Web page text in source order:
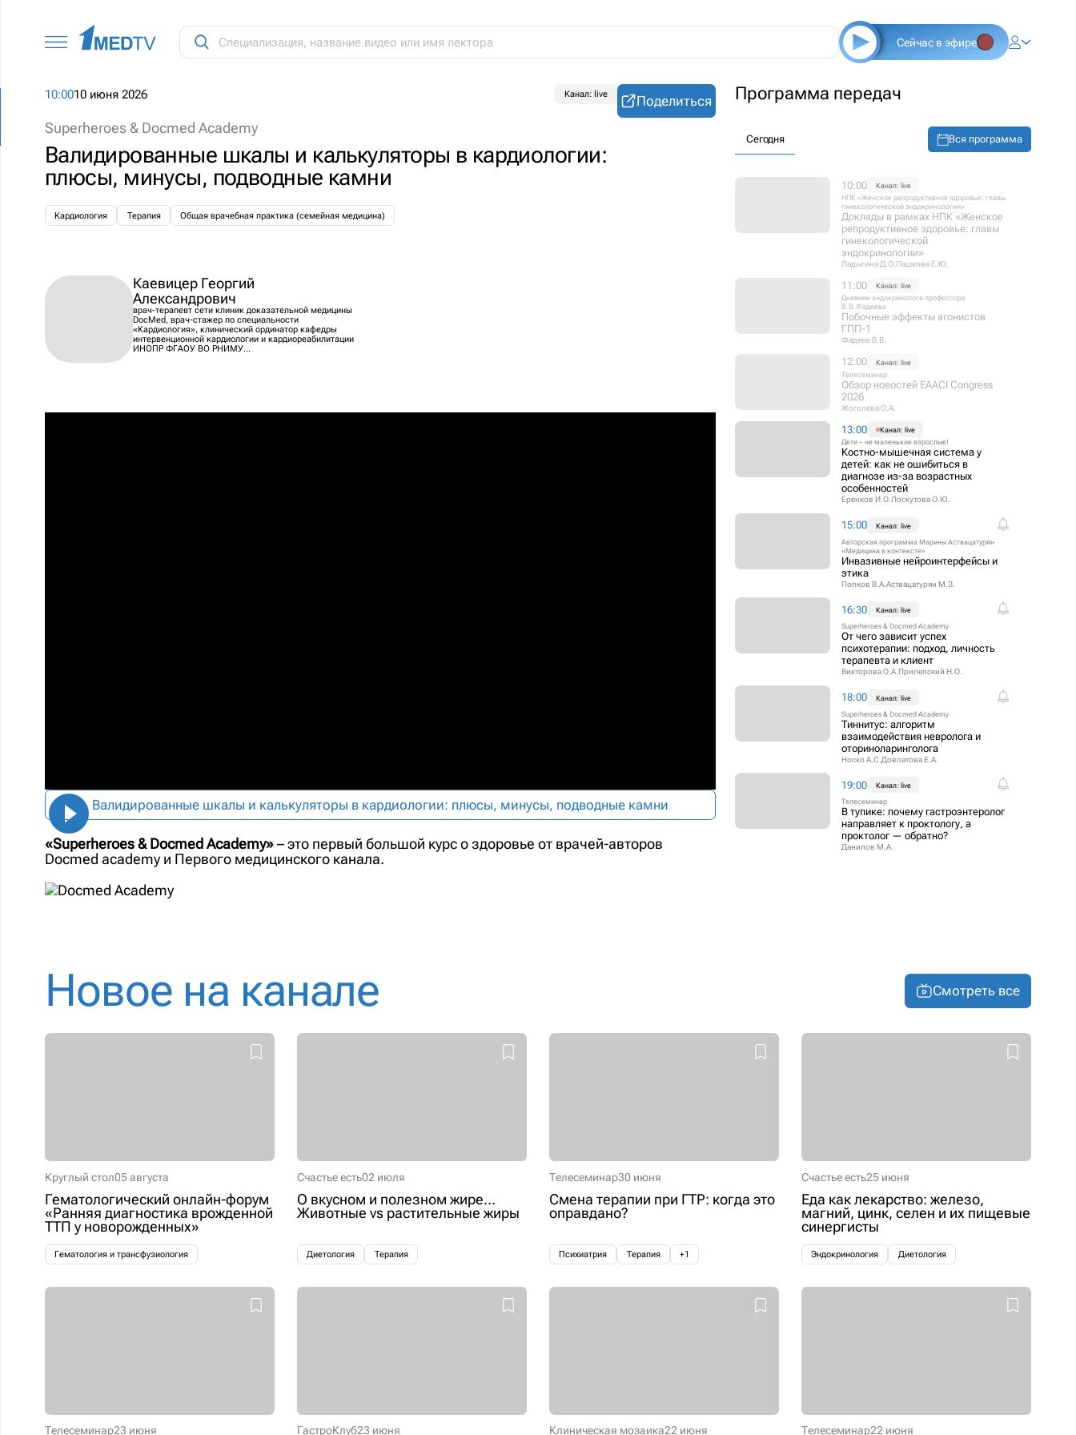
Сейчас в эфире
10:0010 июня 2026 Канал: live
Superheroes & Docmed Academy
Валидированные шкалы и калькуляторы в кардиологии:
плюсы, минусы, подводные камни
Кардиология Терапия Общая врачебная практика (семейная медицина)
Поделиться
Каевицер Георгий
Александрович
врач-терапевт сети клиник доказательной медицины
DocMed, врач-стажер по специальности
«Кардиология», клинический ординатор кафедры
интервенционной кардиологии и кардиореабилитации
ИНОПР ФГАОУ ВО РНИМУ...
Валидированные шкалы и калькуляторы в кардиологии: плюсы, минусы, подводные камни
«Superheroes & Docmed Academy»–это первый большой курс о здоровье от врачей-авторов
Docmed academy и Первого медицинского канала.
Программа передач
Сегодня Вся программа
10:00
Канал: live
НПК «Женское репродуктивное здоровье: главы
гинекологической эндокринологии»
Доклады в рамках НПК «Женское
репродуктивное здоровье: главы
гинекологической
эндокринологии»
Ладыгина Д.О. Пашкова Е.Ю.
11:00
Канал: live
Дневник эндокринолога профессора
В.В.Фадеева
Побочные эффекты агонистов
ГПП-1
Фадеев В.В.
12:00
Канал: live
Телесеминар
Обзор новостей EAACI Congress
2026
Жоголева О.А.
13:00
Канал: live
Дети – не маленькие взрослые!
Костно-мышечная система у
детей: как не ошибиться в
диагнозе из-за возрастных
особенностей
Еренков И.О.Лоскутова О.Ю.
15:00
Канал: live
Авторская программа Марины Аствацатурян
«Медицина в контексте»
Инвазивные нейроинтерфейсы и
этика
Попков В.А.Аствацатурян М.З.
16:30
Канал: live
Superheroes & Docmed Academy
От чего зависит успех
психотерапии: подход, личность
терапевта и клиент
Викторова О.А.Прилепский Н.О.
18:00
Канал: live
Superheroes & Docmed Academy
Тиннитус: алгоритм
взаимодействия невролога и
оториноларинголога
Носко А.С. Довлатова Е.А.
19:00
Канал: live
Телесеминар
В тупике: почему гастроэнтеролог
направляет к проктологу, а
проктолог — обратно?
Данилов М.А.
Новое на канале Смотреть все
Круглый стол05 августа
Гематологический онлайн-форум
«Ранняя диагностика врожденной
ТТП у новорожденных»
Гематология и трансфузиология
Счастье есть02 июля
О вкусном и полезном жире...
Животные vs растительные жиры
Диетология Терапия
Телесеминар30 июня
Смена терапии при ГТР: когда это
оправдано?
Психиатрия Терапия +1
Счастье есть25 июня
Еда как лекарство: железо,
магний, цинк, селен и их пищевые
синергисты
Эндокринология Диетология
Телесеминар23 июня ГастроКлуб23 июня Клиническая мозаика22 июня Телесеминар22 июня